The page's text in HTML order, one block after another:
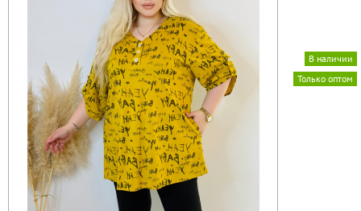
Только оптом
В наличии